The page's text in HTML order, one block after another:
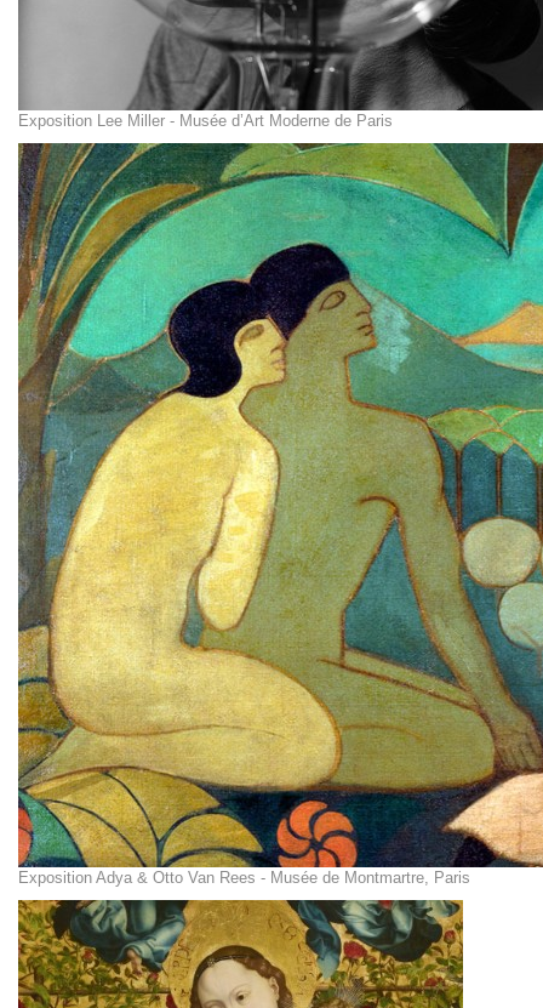
Exposition Lee Miller - Musée d’Art Moderne de Paris
Exposition Adya & Otto Van Rees - Musée de Montmartre, Paris